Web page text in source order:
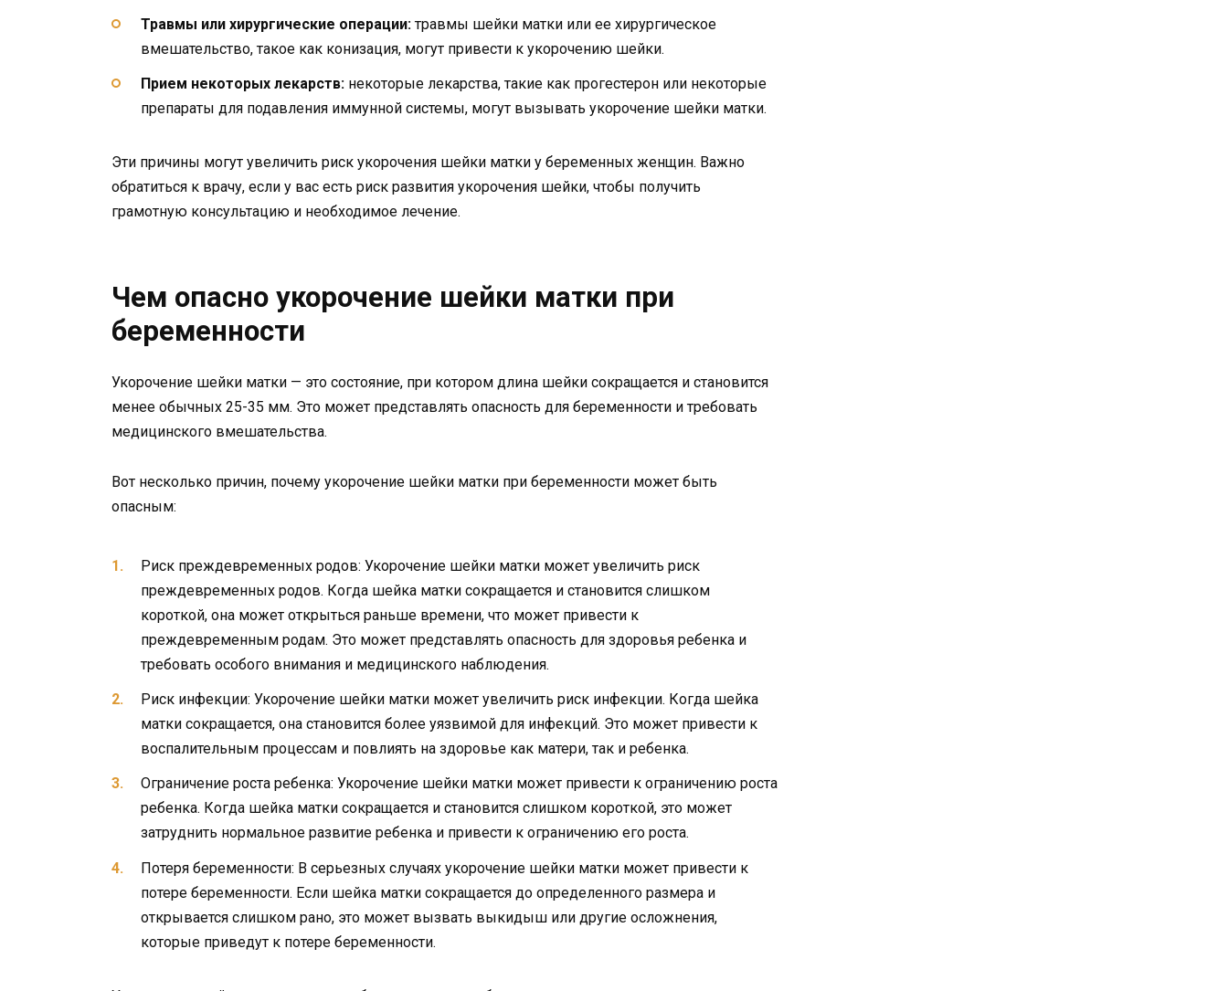
Травмы или хирургические операции: травмы шейки матки или ее хирургическое
вмешательство, такое как конизация, могут привести к укорочению шейки.
Прием некоторых лекарств: некоторые лекарства, такие как прогестерон или некоторые
препараты для подавления иммунной системы, могут вызывать укорочение шейки матки.
Эти причины могут увеличить риск укорочения шейки матки у беременных женщин. Важно
обратиться к врачу, если у вас есть риск развития укорочения шейки, чтобы получить
грамотную консультацию и необходимое лечение.
Чем опасно укорочение шейки матки при
беременности
Укорочение шейки матки — это состояние, при котором длина шейки сокращается и становится
менее обычных 25-35 мм. Это может представлять опасность для беременности и требовать
медицинского вмешательства.
Вот несколько причин, почему укорочение шейки матки при беременности может быть
опасным:
Риск преждевременных родов: Укорочение шейки матки может увеличить риск
преждевременных родов. Когда шейка матки сокращается и становится слишком
короткой, она может открыться раньше времени, что может привести к
преждевременным родам. Это может представлять опасность для здоровья ребенка и
требовать особого внимания и медицинского наблюдения.
Риск инфекции: Укорочение шейки матки может увеличить риск инфекции. Когда шейка
матки сокращается, она становится более уязвимой для инфекций. Это может привести к
воспалительным процессам и повлиять на здоровье как матери, так и ребенка.
Ограничение роста ребенка: Укорочение шейки матки может привести к ограничению роста
ребенка. Когда шейка матки сокращается и становится слишком короткой, это может
затруднить нормальное развитие ребенка и привести к ограничению его роста.
Потеря беременности: В серьезных случаях укорочение шейки матки может привести к
потере беременности. Если шейка матки сокращается до определенного размера и
открывается слишком рано, это может вызвать выкидыш или другие осложнения,
которые приведут к потере беременности.